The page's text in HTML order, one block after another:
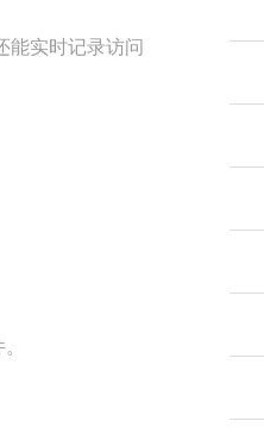
能实时记录访问